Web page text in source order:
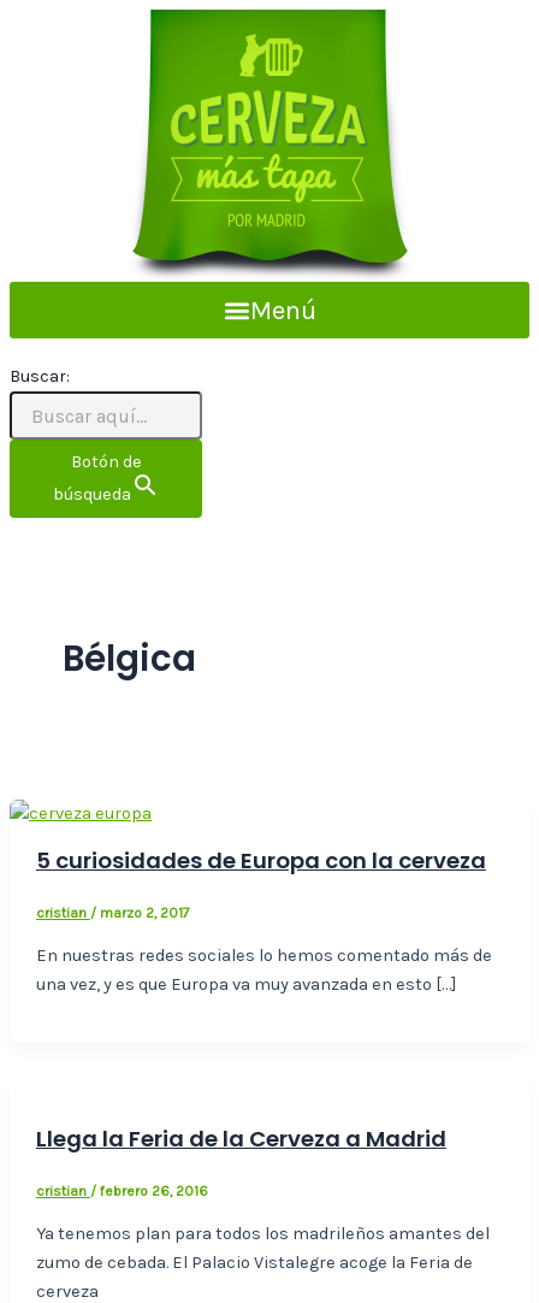
Menú
Buscar:
Botón de
búsqueda
Bélgica
5 curiosidades de Europa con la cerveza
cristian / marzo 2, 2017
En nuestras redes sociales lo hemos comentado más de
una vez, y es que Europa va muy avanzada en esto […]
Llega la Feria de la Cerveza a Madrid
cristian / febrero 26, 2016
Ya tenemos plan para todos los madrileños amantes del
zumo de cebada. El Palacio Vistalegre acoge la Feria de
cerveza